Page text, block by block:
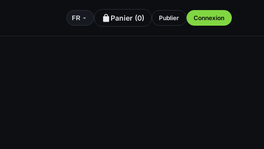
FR Panier (0) Publier Connexion